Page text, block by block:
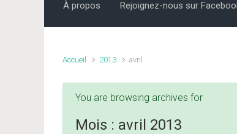
À propos Rejoignez-nous sur
Accueil 2013 avril
You are browsing archives for
Mois : avril 2013